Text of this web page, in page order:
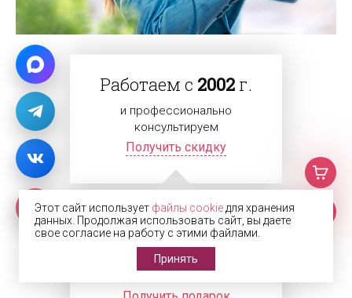
Работаем с 2002 г.
и профессионально
консультируем
Получить скидку
Подаркивсем
Делаем подарок каждому
Этот сайт использует файлы cookie для хранения
данных. Продолжая использовать сайт, вы даете
свое согласие на работу с этими файлами.
Принять